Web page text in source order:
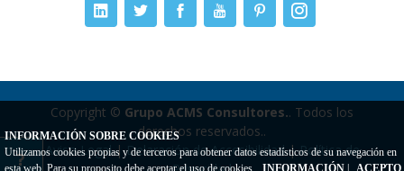
Copyright © Grupo ACMS Consultores.. Todos los
derechos reservados..
Aviso Legal|Delaración de Accesibilidad|Política de
INFORMACIÓN SOBRE COOKIES
Utilizamos cookies propias y de terceros para obtener datos estadísticos de su navegación en
esta web. Para su proposito debe aceptar el uso de cookies.
INFORMACIÓN ACEPTO